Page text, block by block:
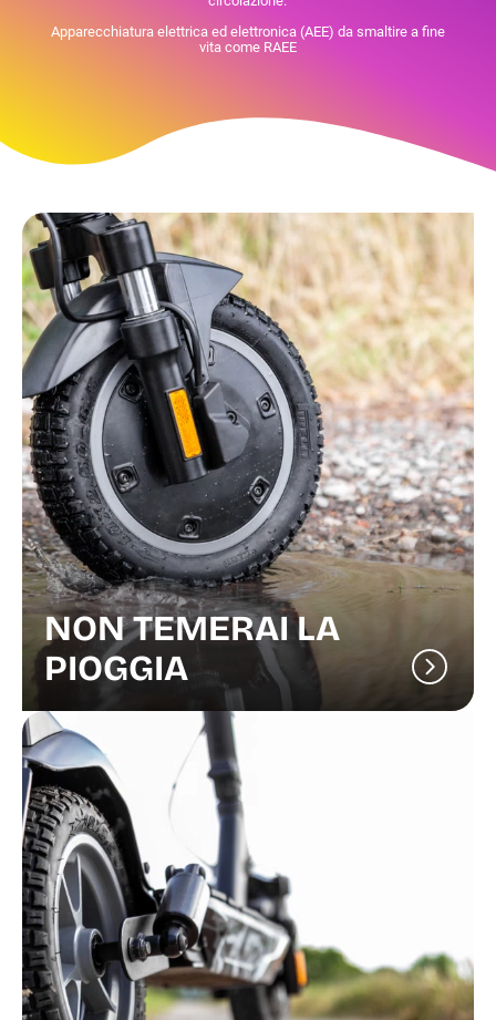
Apparecchiatura elettrica ed elettronica (AEE) da smaltire a fine
vita come RAEE
NON TEMERAI LA
PIOGGIA